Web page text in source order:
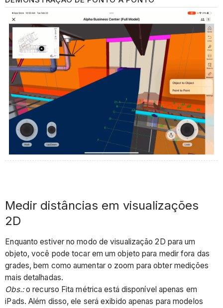
Medir distâncias em visualizações
2D
Enquanto estiver no modo de visualização 2D para um
objeto, você pode tocar em um objeto para medir fora das
grades, bem como aumentar o zoom para obter medições
mais detalhadas.
Obs.:o recurso Fita métrica está disponível apenas em
iPads. Além disso, ele será exibido apenas para modelos